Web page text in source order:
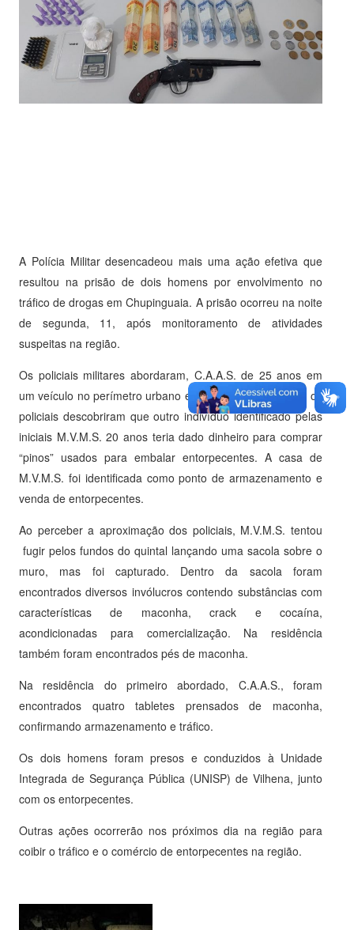
A Polícia Militar desencadeou mais uma ação efetiva que
resultou na prisão de dois homens por envolvimento no
tráfico de drogas em Chupinguaia. A prisão ocorreu na noite
de segunda, 11, após monitoramento de atividades
suspeitas na região.
Os policiais militares abordaram, C.A.A.S. de 25 anos em
um veículo no perímetro urbano e durante a abordagem, os
policiais descobriram que outro indivíduo identificado pelas
iniciais M.V.M.S. 20 anos teria dado dinheiro para comprar
“pinos” usados para embalar entorpecentes. A casa de
M.V.M.S. foi identificada como ponto de armazenamento e
venda de entorpecentes.
Ao perceber a aproximação dos policiais, M.V.M.S. tentou
fugir pelos fundos do quintal lançando uma sacola sobre o
muro, mas foi capturado. Dentro da sacola foram
encontrados diversos invólucros contendo substâncias com
características de maconha, crack e cocaína,
acondicionadas para comercialização. Na residência
também foram encontrados pés de maconha.
Na residência do primeiro abordado, C.A.A.S., foram
encontrados quatro tabletes prensados de maconha,
confirmando armazenamento e tráfico.
Os dois homens foram presos e conduzidos à Unidade
Integrada de Segurança Pública (UNISP) de Vilhena, junto
com os entorpecentes.
Outras ações ocorrerão nos próximos dia na região para
coibir o tráfico e o comércio de entorpecentes na região.